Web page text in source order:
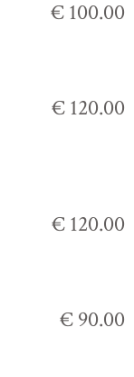
€ 100.00
€ 120.00
€ 120.00
€ 90.00